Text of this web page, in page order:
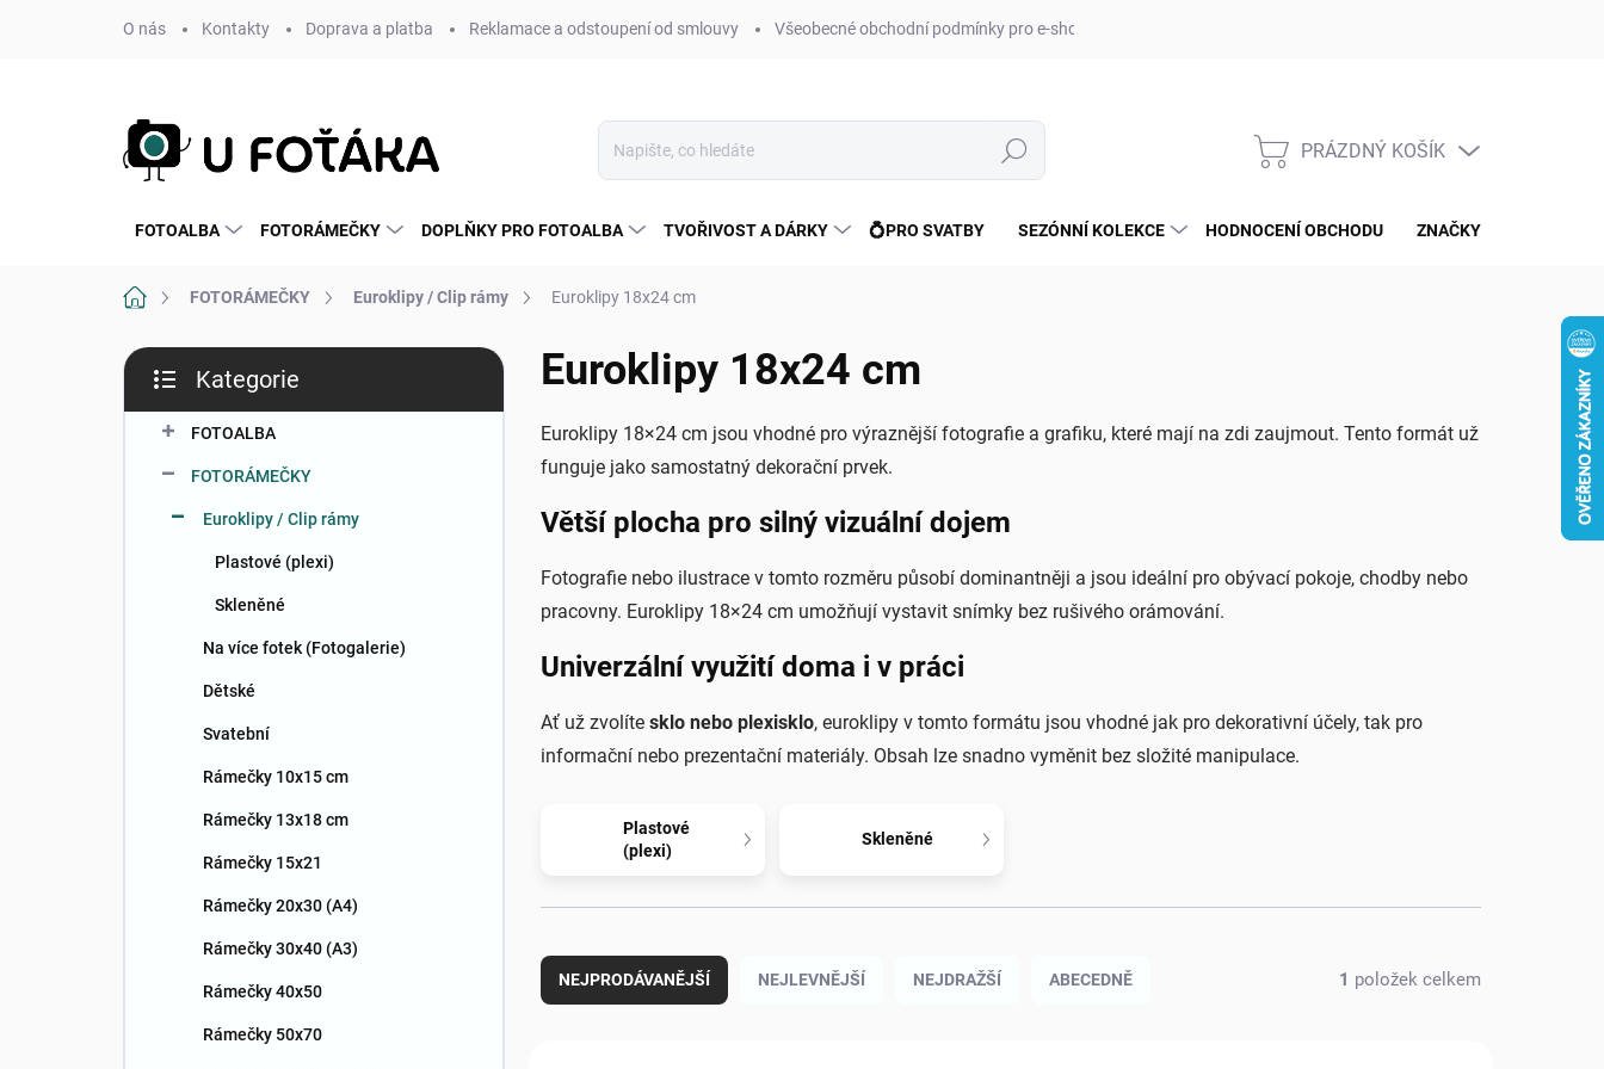
O nás Kontakty Doprava a platba Reklamace a odstoupení od smlouvy Všeobecné obchodní podmínky pro e-shop ufotaka.eu
Hledat
NÁKUPNÍ
PRÁZDNÝ KOŠÍK
FOTOALBA FOTORÁMEČKY DOPLŇKY PRO FOTOALBA TVOŘIVOST A DÁRKY 💍PRO SVATBY SEZÓNNÍ KOLEKCE HODNOCENÍ OBCHODU ZNAČKY
Domů FOTORÁMEČKY Euroklipy / Clip rámy Euroklipy 18x24 cm
P
s
kategorie
Kategorie
FOTOALBA
FOTORÁMEČKY
Euroklipy / Clip rámy
Plastové (plexi)
Skleněné
Na více fotek (Fotogalerie)
Dětské
Svatební
Rámečky 10x15 cm
Rámečky 13x18 cm
Rámečky 15x21
Rámečky 20x30 (A4)
Rámečky 30x40 (A3)
Rámečky 40x50
Rámečky 50x70
Euroklipy 18x24 cm
Euroklipy 18×24 cm jsou vhodné pro výraznější fotografie a grafiku, které mají na zdi zaujmout. Tento formát už
funguje jako samostatný dekorační prvek.
Větší plocha pro silný vizuální dojem
Fotografie nebo ilustrace v tomto rozměru působí dominantněji a jsou ideální pro obývací pokoje, chodby nebo
pracovny. Euroklipy 18×24 cm umožňují vystavit snímky bez rušivého orámování.
Univerzální využití doma i v práci
Ať už zvolíte sklo nebo plexisklo, euroklipy v tomto formátu jsou vhodné jak pro dekorativní účely, tak pro
informační nebo prezentační materiály. Obsah lze snadno vyměnit bez složité manipulace.
Plastové
(plexi)
Skleněné
a
z
NEJPRODÁVANĚJŠÍ NEJLEVNĚJŠÍ NEJDRAŽŠÍ ABECEDNĚ 1 položek celkem